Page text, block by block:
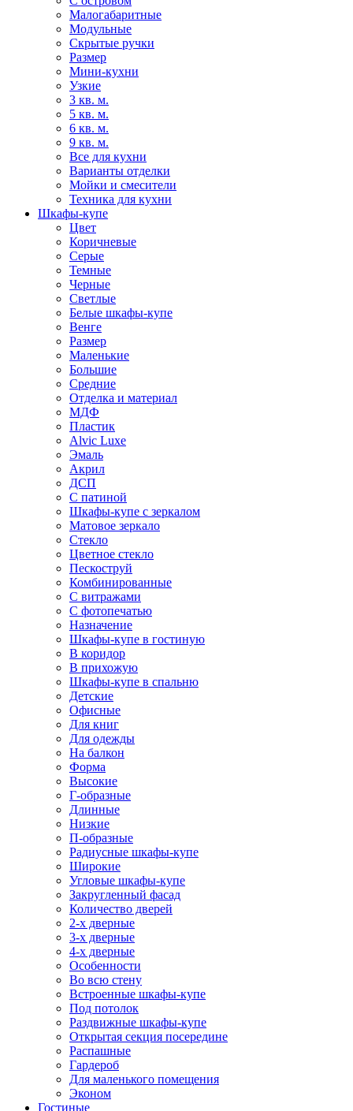
Малогабаритные
Модульные
Скрытые ручки
Размер
Мини-кухни
Узкие
3 кв. м.
5 кв. м.
6 кв. м.
9 кв. м.
Все для кухни
Варианты отделки
Мойки и смесители
Техника для кухни
Шкафы-купе
Цвет
Коричневые
Серые
Темные
Черные
Светлые
Белые шкафы-купе
Венге
Размер
Маленькие
Большие
Средние
Отделка и материал
МДФ
Пластик
Alvic Luxe
Эмаль
Акрил
ДСП
С патиной
Шкафы-купе с зеркалом
Матовое зеркало
Стекло
Цветное стекло
Пескоструй
Комбинированные
С витражами
С фотопечатью
Назначение
Шкафы-купе в гостиную
В коридор
В прихожую
Шкафы-купе в спальню
Детские
Офисные
Для книг
Для одежды
На балкон
Форма
Высокие
Г-образные
Длинные
Низкие
П-образные
Радиусные шкафы-купе
Широкие
Угловые шкафы-купе
Закругленный фасад
Количество дверей
2-х дверные
3-х дверные
4-х дверные
Особенности
Во всю стену
Встроенные шкафы-купе
Под потолок
Раздвижные шкафы-купе
Открытая секция посередине
Распашные
Гардероб
Для маленького помещения
Эконом
Гостиные